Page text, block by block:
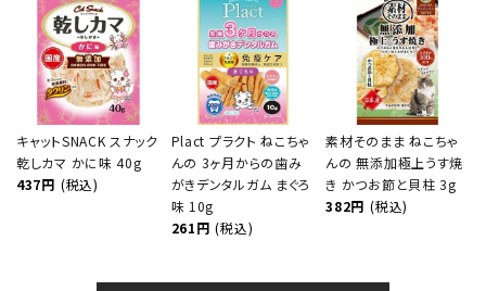
キャットSNACK スナック
乾しカマ かに味 40g
437円 (税込)
Plact プラクト ねこちゃ
んの 3ヶ月からの歯み
がきデンタルガム まぐろ
味 10g
261円 (税込)
素材そのまま ねこちゃ
んの 無添加極上うす焼
き かつお節と貝柱 3g
382円 (税込)